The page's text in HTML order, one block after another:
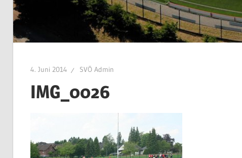
4. Juni 2014 SVÖ Admin
IMG_0026